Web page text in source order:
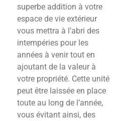
superbe addition à votre
espace de vie extérieur
vous mettra à l’abri des
intempéries pour les
années à venir tout en
ajoutant de la valeur à
votre propriété. Cette unité
peut être laissée en place
toute au long de l’année,
vous évitant ainsi, des